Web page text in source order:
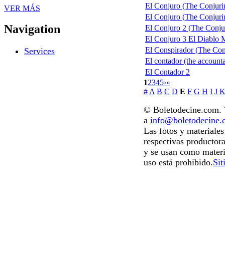
VER MÁS
Navigation
Services
El Conjuro (The
El Conjuro (The
El Conjuro 2 (The
El Conjuro 3 El Diablo
El Conspirador (The
El contador (the
El Contador 2
12345›»
# A B C D E F G H I J K
© Boletodecine.com.
a
Las fotos y
respectivas
y se usan como
uso está prohibido.